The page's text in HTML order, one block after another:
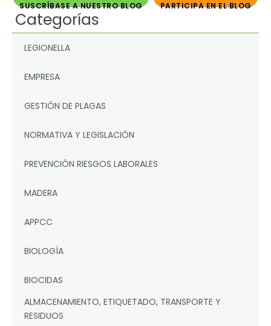
SUSCRÍBASE A NUESTRO BLOG PARTICIPA EN EL BLOG
Categorías
LEGIONELLA
EMPRESA
GESTIÓN DE PLAGAS
NORMATIVA Y LEGISLACIÓN
PREVENCIÓN RIESGOS LABORALES
MADERA
APPCC
BIOLOGÍA
BIOCIDAS
ALMACENAMIENTO, ETIQUETADO, TRANSPORTE Y
RESIDUOS